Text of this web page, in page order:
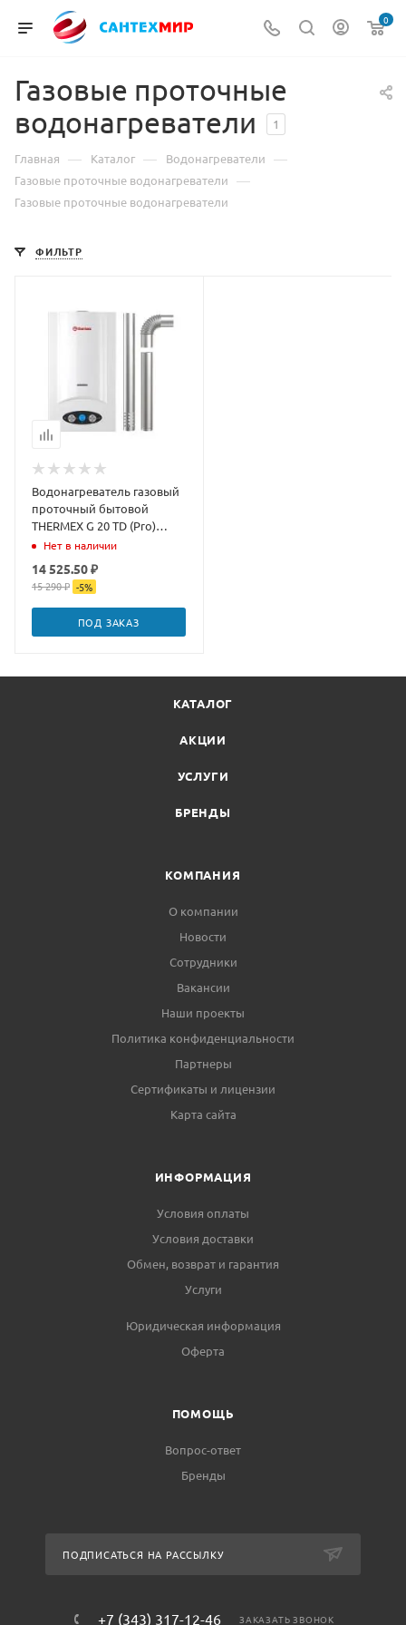
0
Газовые проточные
водонагреватели
1
Главная — Каталог — Водонагреватели —
Газовые проточные водонагреватели —
Газовые проточные водонагреватели
ФИЛЬТР
Водонагреватель газовый
проточный бытовой
THERMEX G 20 TD (Pro)
дымоход в комплекте
Нет в наличии
14 525.50 ₽
15 290 ₽ -5%
ПОД ЗАКАЗ
КАТАЛОГ
АКЦИИ
УСЛУГИ
БРЕНДЫ
КОМПАНИЯ
О компании
Новости
Сотрудники
Вакансии
Наши проекты
Политика конфиденциальности
Партнеры
Сертификаты и лицензии
Карта сайта
ИНФОРМАЦИЯ
Условия оплаты
Условия доставки
Обмен, возврат и гарантия
Услуги
Юридическая информация
Оферта
ПОМОЩЬ
Вопрос-ответ
Бренды
ПОДПИСАТЬСЯ НА РАССЫЛКУ
+7 (343) 317-12-46 ЗАКАЗАТЬ ЗВОНОК